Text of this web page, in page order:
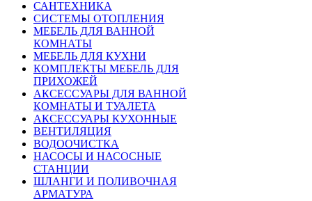
САНТЕХНИКА
СИСТЕМЫ ОТОПЛЕНИЯ
МЕБЕЛЬ ДЛЯ ВАННОЙ
КОМНАТЫ
МЕБЕЛЬ ДЛЯ КУХНИ
КОМПЛЕКТЫ МЕБЕЛЬ ДЛЯ
ПРИХОЖЕЙ
АКСЕССУАРЫ ДЛЯ ВАННОЙ
КОМНАТЫ И ТУАЛЕТА
АКСЕССУАРЫ КУХОННЫЕ
ВЕНТИЛЯЦИЯ
ВОДООЧИСТКА
НАСОСЫ И НАСОСНЫЕ
СТАНЦИИ
ШЛАНГИ И ПОЛИВОЧНАЯ
АРМАТУРА